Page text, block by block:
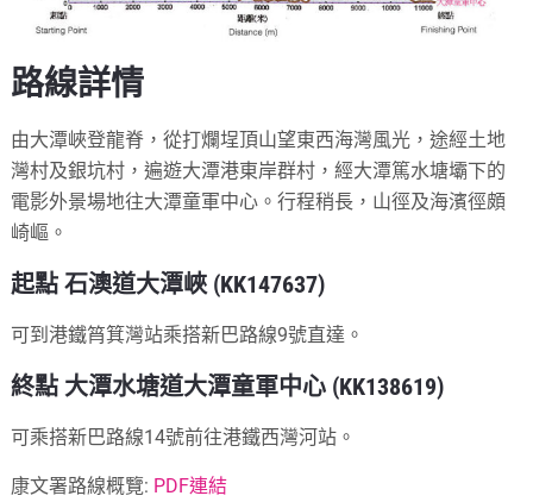
路線詳情
由大潭峽登龍脊，從打爛埕頂山望東西海灣風光，途經土地
灣村及銀坑村，遍遊大潭港東岸群村，經大潭篤水塘壩下的
電影外景場地往大潭童軍中心。行程稍長，山徑及海濱徑頗
崎嶇。
起點 石澳道大潭峽 (KK147637)
可到港鐵筲箕灣站乘搭新巴路線9號直達。
終點 大潭水塘道大潭童軍中心 (KK138619)
可乘搭新巴路線14號前往港鐵西灣河站。
康文署路線概覽: PDF連結